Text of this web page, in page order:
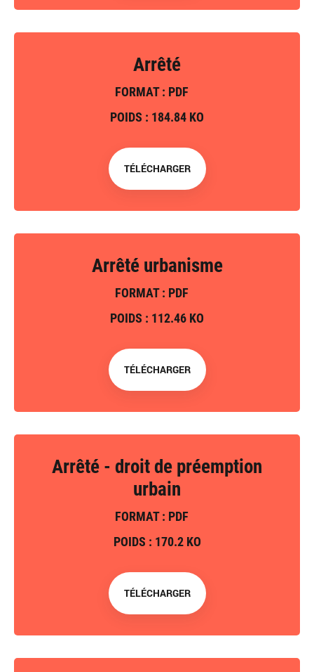
Arrêté
FORMAT : PDF
POIDS : 184.84 KO
TÉLÉCHARGER
Arrêté urbanisme
FORMAT : PDF
POIDS : 112.46 KO
TÉLÉCHARGER
Arrêté - droit de préemption
urbain
FORMAT : PDF
POIDS : 170.2 KO
TÉLÉCHARGER